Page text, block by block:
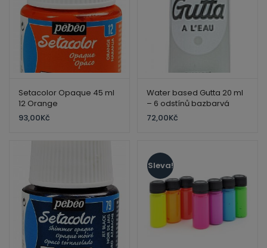
Setacolor Opaque 45 ml
12 Orange
93,00Kč
Water based Gutta 20 ml
– 6 odstínů bazbarvá
72,00Kč
Sleva!